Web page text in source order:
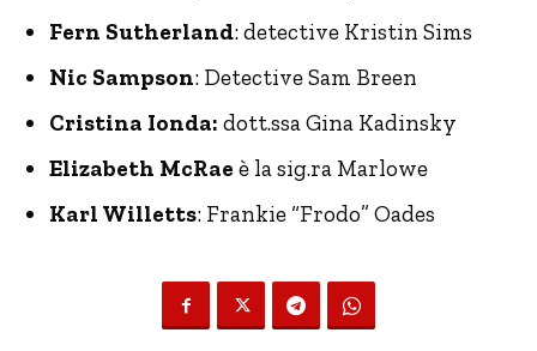
Fern Sutherland: detective Kristin Sims
Nic Sampson: Detective Sam Breen
Cristina Ionda: dott.ssa Gina Kadinsky
Elizabeth McRae è la sig.ra Marlowe
Karl Willetts: Frankie “Frodo” Oades